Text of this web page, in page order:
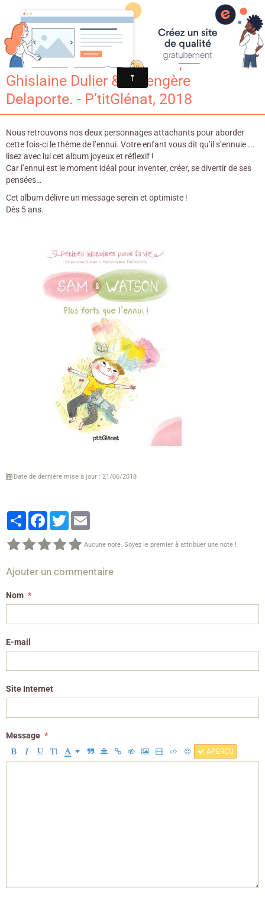
Croqu'livre
Sam & Watson Plus forts que l’ennui /
Ghislaine Dulier & Bérengère
Delaporte. - P’titGlénat, 2018
Nous retrouvons nos deux personnages attachants pour aborder
cette fois-ci le thème de l’ennui. Votre enfant vous dit qu’il s’ennuie ...
lisez avec lui cet album joyeux et réflexif !
Car l’ennui est le moment idéal pour inventer, créer, se divertir de ses
pensées…
Cet album délivre un message serein et optimiste !
Dès 5 ans.
Date de dernière mise à jour : 21/06/2018
PartagerFacebook
Twitter
Aucune note. Soyez le premier à attribuer une note !
Ajouter un commentaire
Nom
E-mail
Site Internet
Message
APERÇU